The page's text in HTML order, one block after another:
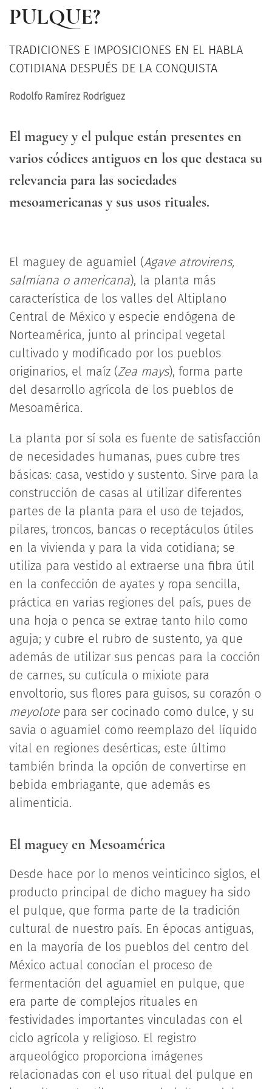
PULQUE?
TRADICIONES E IMPOSICIONES EN EL HABLA
COTIDIANA DESPUÉS DE LA CONQUISTA
Rodolfo Ramírez Rodríguez
El maguey y el pulque están presentes en
varios códices antiguos en los que destaca su
relevancia para las sociedades
mesoamericanas y sus usos rituales.
El maguey de aguamiel (Agave atrovirens,
salmiana o americana), la planta más
característica de los valles del Altiplano
Central de México y especie endógena de
Norteamérica, junto al principal vegetal
cultivado y modificado por los pueblos
originarios, el maíz (Zea mays), forma parte
del desarrollo agrícola de los pueblos de
Mesoamérica.
La planta por sí sola es fuente de satisfacción
de necesidades humanas, pues cubre tres
básicas: casa, vestido y sustento. Sirve para la
construcción de casas al utilizar diferentes
partes de la planta para el uso de tejados,
pilares, troncos, bancas o receptáculos útiles
en la vivienda y para la vida cotidiana; se
utiliza para vestido al extraerse una fibra útil
en la confección de ayates y ropa sencilla,
práctica en varias regiones del país, pues de
una hoja o penca se extrae tanto hilo como
aguja; y cubre el rubro de sustento, ya que
además de utilizar sus pencas para la cocción
de carnes, su cutícula o mixiote para
envoltorio, sus flores para guisos, su corazón o
meyolotepara ser cocinado como dulce, y su
savia o aguamiel como reemplazo del líquido
vital en regiones desérticas, este último
también brinda la opción de convertirse en
bebida embriagante, que además es
alimenticia.
El maguey en Mesoamérica
Desde hace por lo menos veinticinco siglos, el
producto principal de dicho maguey ha sido
el pulque, que forma parte de la tradición
cultural de nuestro país. En épocas antiguas,
en la mayoría de los pueblos del centro del
México actual conocían el proceso de
fermentación del aguamiel en pulque, que
era parte de complejos rituales en
festividades importantes vinculadas con el
ciclo agrícola y religioso. El registro
arqueológico proporciona imágenes
relacionadas con el uso ritual del pulque en